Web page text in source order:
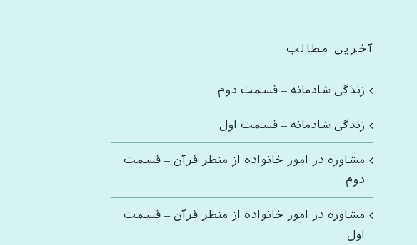
آخرین مطالب
زندگى شادمانه – قسمت دوم
زندگى شادمانه – قسمت اول
مشاوره در امور خانواده از منظر قرآن – قسمت
دوم
مشاوره در امور خانواده از منظر قرآن – قسمت
اول